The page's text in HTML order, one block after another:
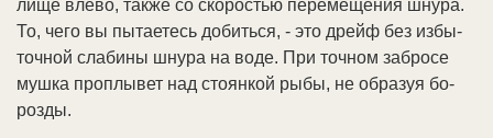
ли­ще вле­во, так­же со ско­ро­стью пе­ре­ме­ще­ния шну­ра.
То, че­го вы пы­тае­тесь до­бить­ся, - это дрейф без из­бы­
точ­ной сла­би­ны шну­ра на во­де. При точ­ном за­бро­се
муш­ка про­плы­вет над сто­ян­кой ры­бы, не об­ра­зуя бо­
роз­ды.